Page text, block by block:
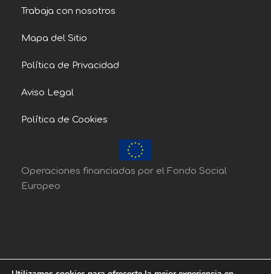
Trabaja con nosotros
Mapa del Sitio
Política de Privacidad
Aviso Legal
Política de Cookies
Operaciones financiadas por el Fondo Social
Europeo